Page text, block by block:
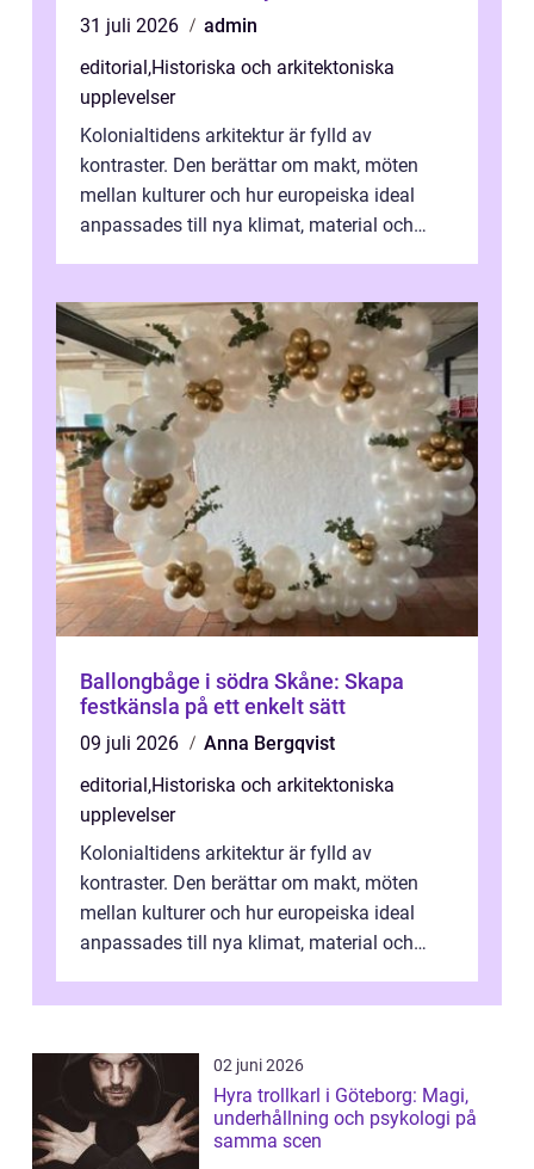
31 juli 2026
admin
editorial,Historiska och arkitektoniska
upplevelser
Kolonialtidens arkitektur är fylld av
kontraster. Den berättar om makt, möten
mellan kulturer och hur europeiska ideal
anpassades till nya klimat, material och
Ballongbåge i södra Skåne: Skapa
festkänsla på ett enkelt sätt
09 juli 2026
Anna Bergqvist
editorial,Historiska och arkitektoniska
upplevelser
Kolonialtidens arkitektur är fylld av
kontraster. Den berättar om makt, möten
mellan kulturer och hur europeiska ideal
anpassades till nya klimat, material och
02 juni 2026
Hyra trollkarl i Göteborg: Magi,
underhållning och psykologi på
samma scen